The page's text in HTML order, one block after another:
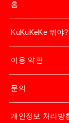
홈
KuKuKeKe 뭐야?
이용 약관
문의
개인정보 처리방